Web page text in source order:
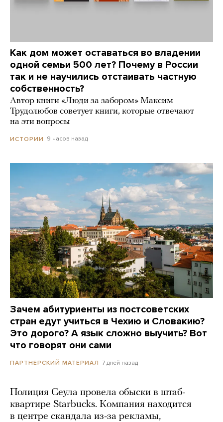
Как дом может оставаться во владении
одной семьи 500 лет? Почему в России
так и не научились отстаивать частную
собственность?
Автор книги «Люди за забором» Максим
Трудолюбов советует книги, которые отвечают
на эти вопросы
ИСТОРИИ 9 часов назад
Зачем абитуриенты из постсоветских
стран едут учиться в Чехию и Словакию?
Это дорого? А язык сложно выучить? Вот
что говорят они сами
ПАРТНЕРСКИЙ МАТЕРИАЛ 7 дней назад
Полиция Сеула провела обыски в штаб-
квартире Starbucks. Компания находится
в центре скандала из-за рекламы,